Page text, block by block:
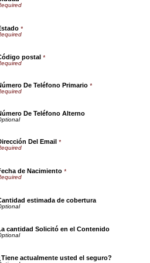
*
postal *
De Teléfono Primario *
De Teléfono Alterno
Del Email *
de Nacimiento *
estimada de cobertura
cantidad Solicitó en el Contenido
actualmente usted el seguro?